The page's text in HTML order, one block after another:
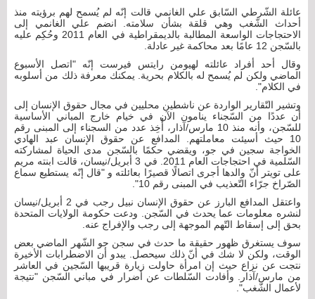
عائلة الشّرطي السّابق علي الغانمي قالت إنّه لم يُسمح لهم برؤيته منذ
أحداث الشّغب وهي قلقة بشأن سلامته. انضم علي الغانمي إلى
الاحتجاجات الواسعة المطالبة بالديمقراطية في العام 2011 وحُكِم عليه
بالسّجن 12 عامًا بعد محاكمة غير عادلة.
وقال أحد أفراد عائلته لهيومن رايتس فيرست إنّه "اتصل الأسبوع
الماضي ولكن لم يُسمح له بالكلام بحرية. يمكنك معرفة ذلك من أسلوبه
في الكلام".
وتشير التّقارير الواردة عن ناشطين محليين في مجال حقوق الإنسان إلى
أن عددًا من السّجناء ينامون الآن في خيام خارج المباني الأساسية
للسّجن، وأنه منذ 10 مارس/آذار، أُخِذ عدد من السجناء إلى المبنى رقم
10 حيث أسيئت معاملتهم. المدافع عن حقوق الإنسان عبد الهادي
الخواجة سجين في جو، ويقضي حكمًا بالسّجن مدى الحياة لمشاركته
السّلمية في احتجاجات العام 2011. في 3 أبريل/نيسان، قالت ابنته مريم
على تويتر أنّ والدها أجرى اتصالًا قصيرًا بعائلته و "قال إنّه يستطيع سماع
الصّراخ جرّاء التّعذيب في المبنى رقم 10".
واعتقل المدافع البارز عن حقوق الإنسان نبيل رجب في 2 أبريل/نيسان
لنشره معلومات عما يحدث في السّجن. ودعت حكومة الولايات المتحدة
بحق إلى إسقاط التّهم الموجهة إلى رجب والإفراج عنه.
سوف يستغرق ظهور حقيقة ما حدث في سجن جو الشّهر الماضي بعض
الوقت، ولكن لا شك في أنّ ذلك سيحصل. يبدو أن الاضطرابات الأخيرة
نتجت عن نزاع حيث إن امرأة حاولت زيارة قريبها السّجين في العاشر
من مارس/آذار. وأفادت السّلطات عن أضرار في مباني السّجن "نتيجة
لأعمال الشّغب".